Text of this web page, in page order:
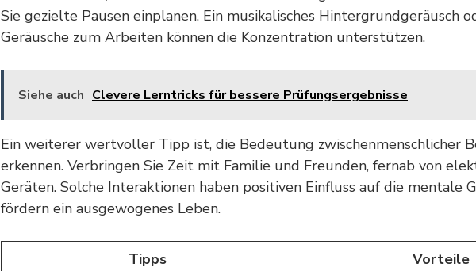
Sie gezielte Pausen einplanen. Ein musikalisches Hintergrundgeräusch
Geräusche zum Arbeiten können die Konzentration unterstützen.
Siehe auch Clevere Lerntricks für bessere Prüfungsergebnisse
Ein weiterer wertvoller Tipp ist, die Bedeutung zwischenmenschlicher
erkennen. Verbringen Sie Zeit mit Familie und Freunden, fernab von
Geräten. Solche Interaktionen haben positiven Einfluss auf die mentale
fördern ein ausgewogenes Leben.
Tipps
Vorteile